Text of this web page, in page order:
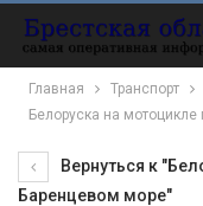
Главная
Транспорт
Белоруска на
Вернуться к
Баренцевом море"